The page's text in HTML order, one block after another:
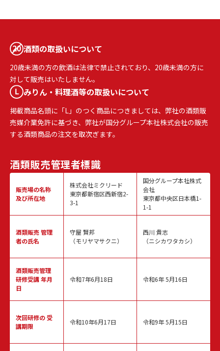
酒類の取扱いについて
20歳未満の方の飲酒は法律で禁止されており、20歳未満の方に
対して販売はいたしません。
みりん・料理酒等の取扱いについて
掲載商品名頭に「L」のつく商品につきましては、弊社の酒類販
売媒介業免許に基づき、弊社が国分グループ本社株式会社の販売
する酒類商品の注文を取次ぎます。
酒類販売管理者標識
販売場の名称
及び所在地
酒類販売管理
者の氏名
酒類販売管理
研修受講 年月
日
次回研修の受
講期限
株式会社ミクリード
東京都新宿区西新宿2-
3-1
守屋 賢邦
（モリヤマサクニ）
令和7年6月18日
令和10年6月17日
国分グループ本社株式
会社
東京都中央区日本橋1-
1-1
西川 貴志
（ニシカワタカシ）
令和6年 5月16日
令和9年 5月15日